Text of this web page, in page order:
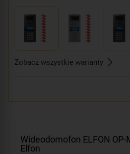
Zobacz wszystkie warianty
Wideodomofon ELFON OP-
Elfon